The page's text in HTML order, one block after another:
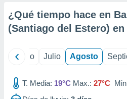
¿Qué tiempo hace en
(Santiago del Estero) en
Junio Julio Agosto
T. Media: 19°C Max.: 27°C